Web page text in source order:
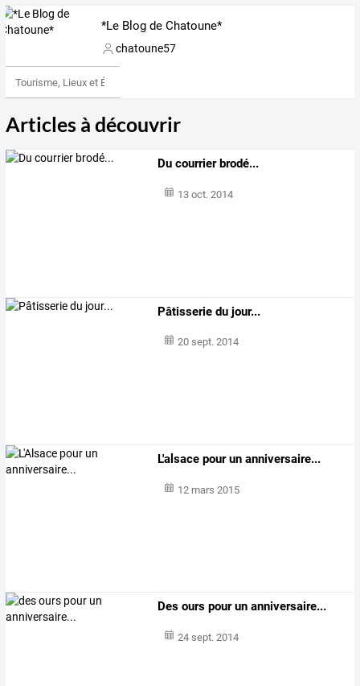
*Le Blog de Chatoune*
chatoune57
Tourisme, Lieux et Événements
Articles à découvrir
Du courrier brodé...
13 oct. 2014
Pâtisserie du jour...
20 sept. 2014
L'alsace pour un anniversaire...
12 mars 2015
Des ours pour un anniversaire...
24 sept. 2014